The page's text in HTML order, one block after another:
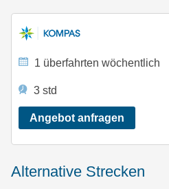
1 überfahrten wöchentlich
3 std
Angebot anfragen
alternative Strecken